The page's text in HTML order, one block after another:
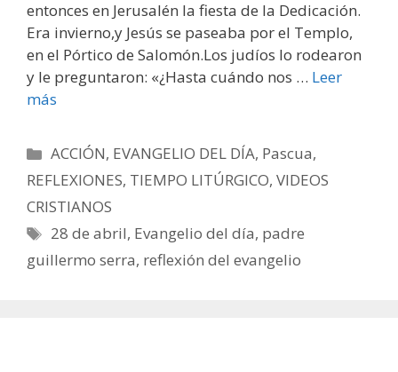
entonces en Jerusalén la fiesta de la Dedicación.
Era invierno,y Jesús se paseaba por el Templo,
en el Pórtico de Salomón.Los judíos lo rodearon
y le preguntaron: «¿Hasta cuándo nos … Leer
más
Categorías
ACCIÓN, EVANGELIO DEL DÍA, Pascua,
REFLEXIONES, TIEMPO LITÚRGICO, VIDEOS
CRISTIANOS
Etiquetas
28 de abril, Evangelio del día, padre
guillermo serra, reflexión del evangelio